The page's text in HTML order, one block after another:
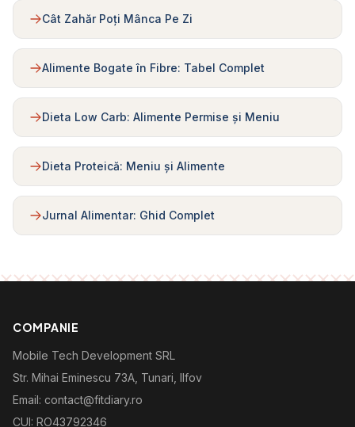
Cât Zahăr Poți Mânca Pe Zi
Alimente Bogate în Fibre: Tabel Complet
Dieta Low Carb: Alimente Permise și Meniu
Dieta Proteică: Meniu și Alimente
Jurnal Alimentar: Ghid Complet
COMPANIE
Mobile Tech Development SRL
Str. Mihai Eminescu 73A, Tunari, Ilfov
Email: contact@fitdiary.ro
CUI: RO43792346